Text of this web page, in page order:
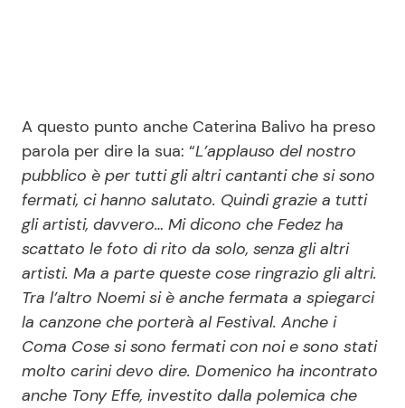
A questo punto anche Caterina Balivo ha preso
parola per dire la sua: “L’applauso del nostro
pubblico è per tutti gli altri cantanti che si sono
fermati, ci hanno salutato. Quindi grazie a tutti
gli artisti, davvero… Mi dicono che Fedez ha
scattato le foto di rito da solo, senza gli altri
artisti. Ma a parte queste cose ringrazio gli altri.
Tra l’altro Noemi si è anche fermata a spiegarci
la canzone che porterà al Festival. Anche i
Coma Cose si sono fermati con noi e sono stati
molto carini devo dire. Domenico ha incontrato
anche Tony Effe, investito dalla polemica che